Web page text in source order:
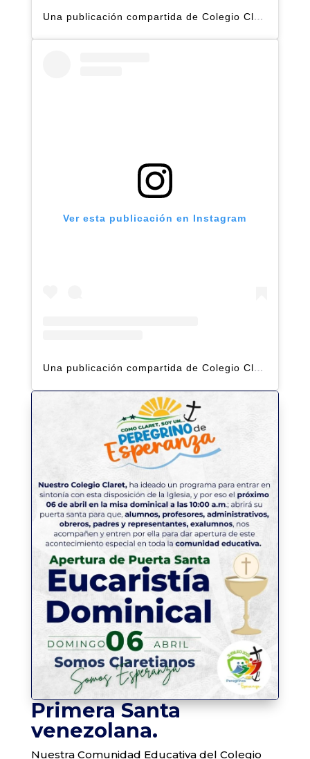
Una publicación compartida de Colegio Claret | Alto Hatillo (@clarethatillo)
Ver esta publicación en Instagram
Una publicación compartida de Colegio Claret | Alto Hatillo (@clarethatillo)
Primera Santa
venezolana.
Nuestra Comunidad Educativa del Colegio